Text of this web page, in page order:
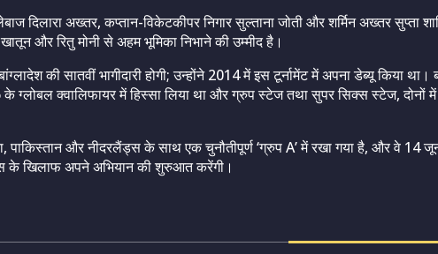
दिलारा अख्तर, कप्तान-विकेटकीपर निगार सुल्ताना जोती और शर्मिन अख्तर सुप्ता
और रितु मोनी से अहम भूमिका निभाने की उम्मीद है।
की सातवीं भागीदारी होगी; उन्होंने 2014 में इस टूर्नामेंट में अपना डेब्यू किया था।
ग्लोबल क्वालिफायर में हिस्सा लिया था और ग्रुप स्टेज तथा सुपर सिक्स स्टेज, दोनों
पाकिस्तान और नीदरलैंड्स के साथ एक चुनौतीपूर्ण ‘ग्रुप A’ में रखा गया है, और वे 14
के खिलाफ अपने अभियान की शुरुआत करेंगी।